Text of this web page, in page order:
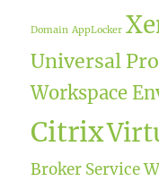
Domain AppLocker
Universal
Workspace
Citrix
Broker Service